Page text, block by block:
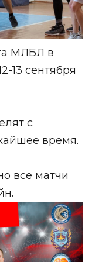
МЛБЛ в
13 сентября
с
время.
все матчи